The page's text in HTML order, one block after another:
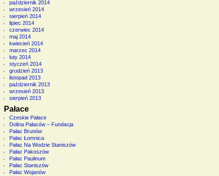
październik 2014
wrzesień 2014
sierpień 2014
lipiec 2014
czerwiec 2014
maj 2014
kwiecień 2014
marzec 2014
luty 2014
styczeń 2014
grudzień 2013
listopad 2013
październik 2013
wrzesień 2013
sierpień 2013
Pałace
Czeskie Pałace
Dolina Pałaców – Fundacja
Pałac Brunów
Pałac Łomnica
Pałac Na Wodzie Staniszów
Pałac Pakoszów
Pałac Paulinum
Pałac Staniszów
Pałac Wojanów